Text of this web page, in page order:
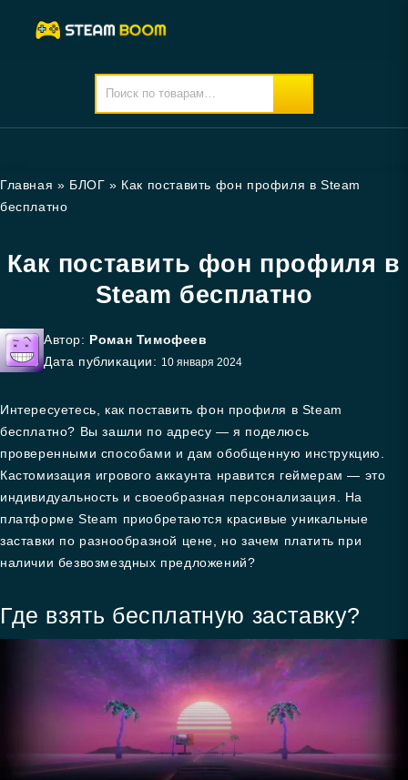
Главная » БЛОГ » Как поставить фон профиля в Steam
бесплатно
Как поставить фон профиля в
Steam бесплатно
Автор: Роман Тимофеев
Дата публикации: 10 января 2024
Интересуетесь, как поставить фон профиля в Steam
бесплатно? Вы зашли по адресу — я поделюсь
проверенными способами и дам обобщенную инструкцию.
Кастомизация игрового аккаунта нравится геймерам — это
индивидуальность и своеобразная персонализация. На
платформе Steam приобретаются красивые уникальные
заставки по разнообразной цене, но зачем платить при
наличии безвозмездных предложений?
Где взять бесплатную заставку?